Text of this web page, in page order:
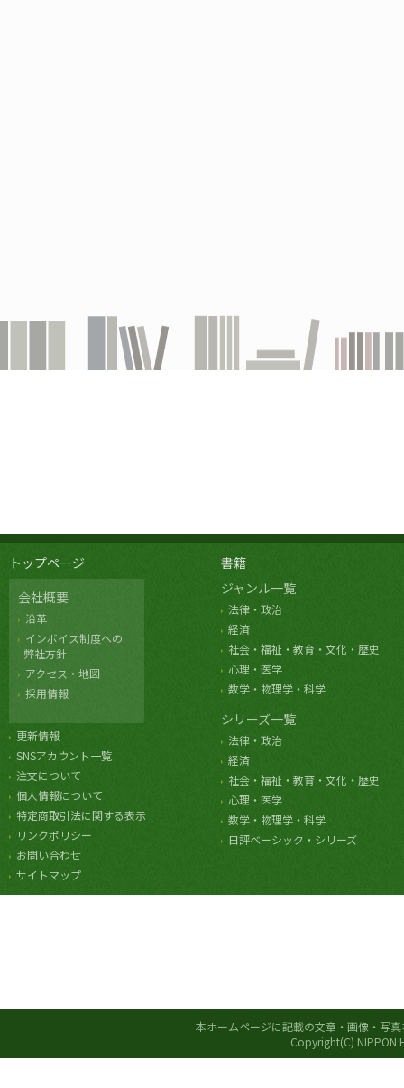
トップページ
会社概要
沿革
インボイス制度への
弊社方針
アクセス・地図
採用情報
更新情報
SNSアカウント一覧
注文について
個人情報について
特定商取引法に関する表示
リンクポリシー
お問い合わせ
サイトマップ
書籍
ジャンル一覧
法律・政治
経済
社会・福祉・教育・文化・歴史
心理・医学
数学・物理学・科学
シリーズ一覧
法律・政治
経済
社会・福祉・教育・文化・歴史
心理・医学
数学・物理学・科学
日評ベーシック・シリーズ
本ホームページに記載の文章・画像・写
Copyright(C) NIPPON